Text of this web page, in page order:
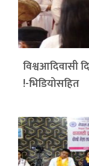
विश्वआदिवासी
!-भिडियोसहित